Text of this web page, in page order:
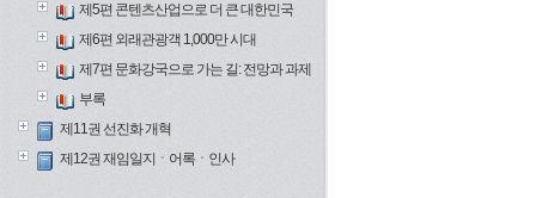
제5편 콘텐츠산업으로 더 큰 대한민국
제6편 외래관광객 1,000만 시대
제7편 문화강국으로 가는 길: 전망과 과제
부록
제11권 선진화 개혁
제12권 재임일지ㆍ어록ㆍ인사